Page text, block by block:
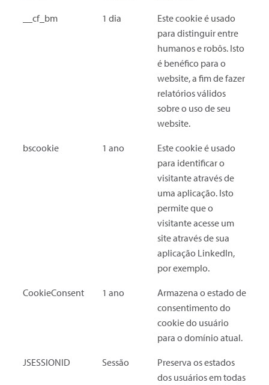
__cf_bm 1 dia
Este cookie é usado
para distinguir entre
humanos e robôs. Isto
é benéfico para o
website, a fim de fazer
relatórios válidos
sobre o uso de seu
website.
bscookie 1 ano
Este cookie é usado
para identificar o
visitante através de
uma aplicação. Isto
permite que o
visitante acesse um
site através de sua
aplicação LinkedIn,
por exemplo.
CookieConsent 1 ano
Armazena o estado de
consentimento do
cookie do usuário
para o domínio atual.
JSESSIONID Sessão
Preserva os estados
dos usuários em todas